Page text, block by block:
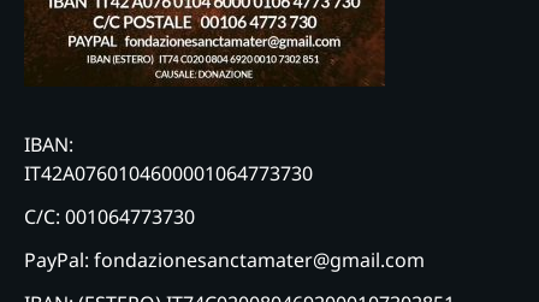
IBAN:
IT42A0760104600001064773730
C/C: 001064773730
PayPal: fondazionesanctamater@gmail.com